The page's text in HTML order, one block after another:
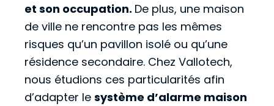
et son occupation. De plus, une maison
de ville ne rencontre pas les mêmes
risques qu’un pavillon isolé ou qu’une
résidence secondaire. Chez Vallotech,
nous étudions ces particularités afin
d’adapter le système d’alarme maison